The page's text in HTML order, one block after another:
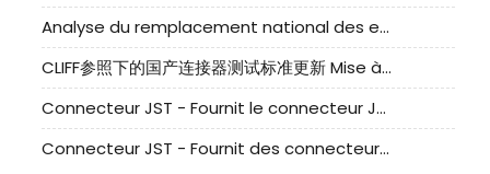
Analyse du remplacement national des ensembles de câbles à fréquence élevée I-PEX
CLIFF参照下的国产连接器测试标准更新 Mise à jour des normes de test des connecteurs nationaux sous la référence CLIFF
Connecteur JST - Fournit le connecteur JST NSHR-02V-S original | Équivalent
Connecteur JST - Fournit des connecteurs JST GHR-09V-S authentiques et des produits de remplacement|